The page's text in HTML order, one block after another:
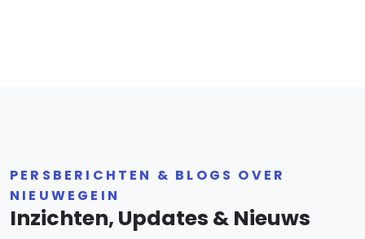
PERSBERICHTEN & BLOGS OVER
NIEUWEGEIN
Inzichten, Updates & Nieuws